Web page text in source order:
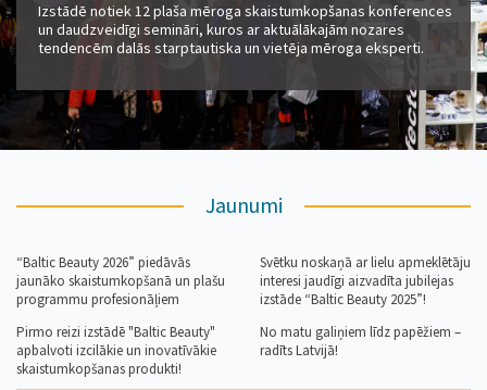
Izstādē notiek 12 plaša mēroga skaistumkopšanas konferences
un daudzveidīgi semināri, kuros ar aktuālākajām nozares
tendencēm dalās starptautiska un vietēja mēroga eksperti.
Jaunumi
“Baltic Beauty 2026” piedāvās
jaunāko skaistumkopšanā un plašu
programmu profesionāļiem
Svētku noskaņā ar lielu apmeklētāju
interesi jaudīgi aizvadīta jubilejas
izstāde “Baltic Beauty 2025”!
Pirmo reizi izstādē "Baltic Beauty"
apbalvoti izcilākie un inovatīvākie
skaistumkopšanas produkti!
No matu galiņiem līdz papēžiem –
radīts Latvijā!